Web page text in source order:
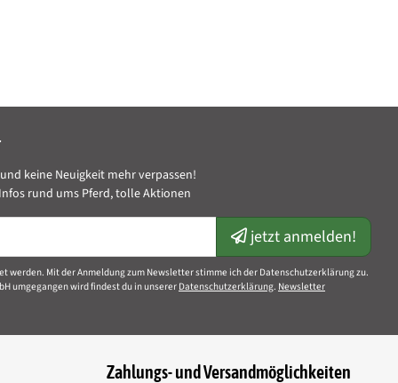
keine Neuigkeit mehr verpassen!
rund ums Pferd, tolle Aktionen
jetzt anmelden!
werden. Mit der Anmeldung zum Newsletter stimme ich der Datenschutzerklärung zu.
umgegangen wird findest du in unsererDatenschutzerklärung. Newsletter
Zahlungs- und Versandmöglichkeiten